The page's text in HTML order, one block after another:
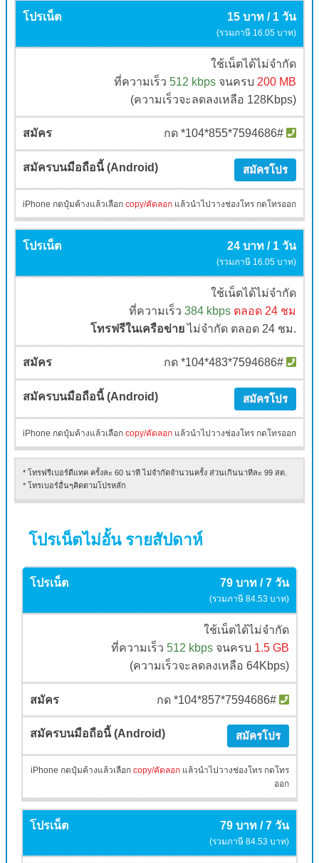
15 บาท / 1 วัน
(รวมภาษี 16.05 บาท)
ใช้เน็ตได้ไม่จำกัด
ที่ความเร็ว 512 kbps จนครบ 200 MB
(ความเร็วจะลดลงเหลือ 128Kbps)
กด *104*855*7594686#
สมัครโปร
iPhone กดปุ๋มค้างแล้วเลือกcopy/คัดลอก แล้วนำไปวางช่องโทร กดโทรออก
24 บาท / 1 วัน
(รวมภาษี 16.05 บาท)
ใช้เน็ตได้ไม่จำกัด
ที่ความเร็ว384 kbps ตลอด 24 ชม
โทรฟรีในเครือข่ายไม่จำกัด ตลอด 24 ชม.
กด *104*483*7594686#
สมัครโปร
iPhone กดปุ๋มค้างแล้วเลือกcopy/คัดลอก แล้วนำไปวางช่องโทร กดโทรออก
* โทรฟรีเบอร์ดีแทค ครั้งละ 60 นาที ไม่จำกัดจำนวนครั้ง ส่วนเกินนาทีละ 99 สต.
* โทรเบอร์อื่นๆคิดตามโปรหลัก
โปรเน็ตไม่อั้น รายสัปดาห์
79 บาท / 7 วัน
(รวมภาษี 84.53 บาท)
ใช้เน็ตได้ไม่จำกัด
ที่ความเร็ว 512 kbps จนครบ 1.5 GB
(ความเร็วจะลดลงเหลือ 64Kbps)
กด *104*857*7594686#
สมัครโปร
iPhone กดปุ๋มค้างแล้วเลือกcopy/คัดลอก แล้วนำไปวางช่องโทร กดโทร
ออก
79 บาท / 7 วัน
(รวมภาษี 84.53 บาท)